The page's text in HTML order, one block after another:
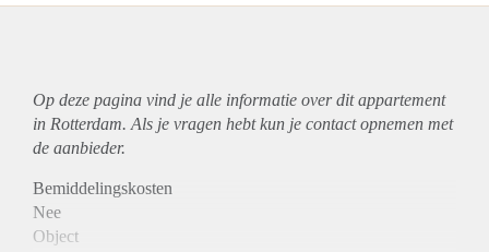
Op deze pagina vind je alle informatie over ditappartement
in Rotterdam. Als je vragen hebt kun je contact opnemen met
de aanbieder.
Bemiddelingskosten
Nee
Object